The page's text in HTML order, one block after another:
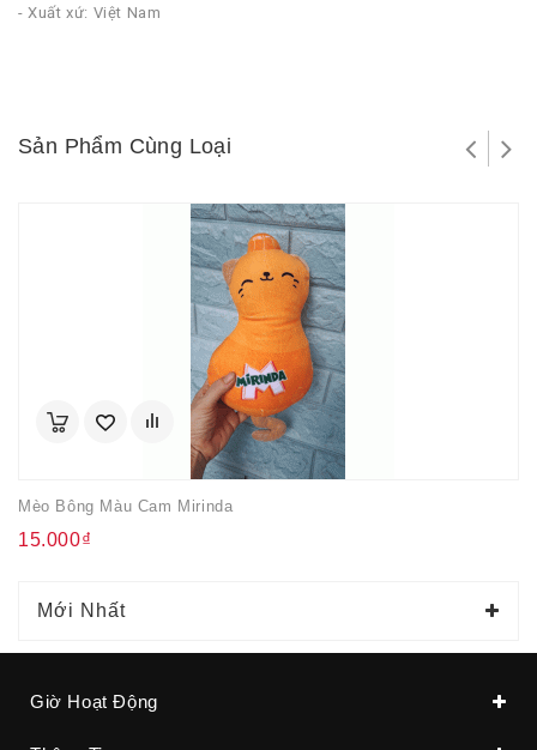
- Xuất xứ: Việt Nam
Sản Phẩm Cùng Loại
Mèo Bông Màu Cam Mirinda
15.000₫
Mới Nhất
Giờ Hoạt Động